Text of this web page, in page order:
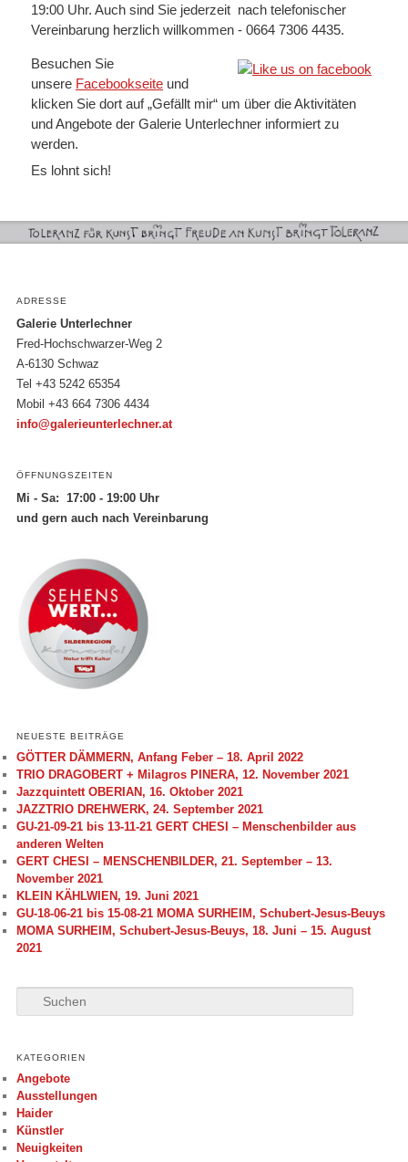
19:00 Uhr. Auch sind Sie jederzeit nach telefonischer
Vereinbarung herzlich willkommen - 0664 7306 4435.
Besuchen Sie
unsere Facebookseite und
klicken Sie dort auf „Gefällt mir“ um über die Aktivitäten
und Angebote der Galerie Unterlechner informiert zu
werden.
Es lohnt sich!
ADRESSE
Galerie Unterlechner
Fred-Hochschwarzer-Weg 2
A-6130 Schwaz
Tel +43 5242 65354
Mobil +43 664 7306 4434
info@galerieunterlechner.at
ÖFFNUNGSZEITEN
Mi - Sa: 17:00 - 19:00 Uhr
und gern auch nach Vereinbarung
NEUESTE BEITRÄGE
GÖTTER DÄMMERN, Anfang Feber – 18. April 2022
TRIO DRAGOBERT + Milagros PINERA, 12. November 2021
Jazzquintett OBERIAN, 16. Oktober 2021
JAZZTRIO DREHWERK, 24. September 2021
GU-21-09-21 bis 13-11-21 GERT CHESI – Menschenbilder aus
anderen Welten
GERT CHESI – MENSCHENBILDER, 21. September – 13.
November 2021
KLEIN KÄHLWIEN, 19. Juni 2021
GU-18-06-21 bis 15-08-21 MOMA SURHEIM, Schubert-Jesus-Beuys
MOMA SURHEIM, Schubert-Jesus-Beuys, 18. Juni – 15. August
2021
u
h
e
n
KATEGORIEN
Angebote
Ausstellungen
Haider
Künstler
Neuigkeiten